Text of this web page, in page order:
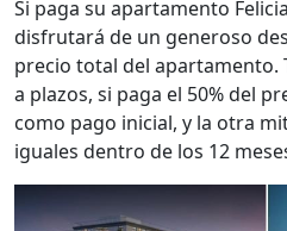
Si paga su apartamento
disfrutará de un generoso
precio total del apartamento.
a plazos, si paga el 50% del
como pago inicial, y la otra
iguales dentro de los 12